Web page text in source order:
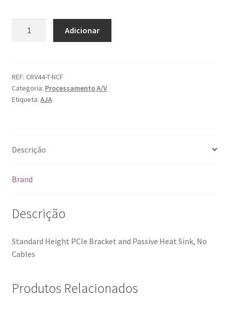
44
T
Fanless,
Adicionar
REF: CRV44-T-NCF
Categoria: Processamento A/V
Etiqueta: AJA
Descrição
Brand
Descrição
Standard Height PCIe Bracket and Passive Heat Sink, No
Cables
Produtos Relacionados